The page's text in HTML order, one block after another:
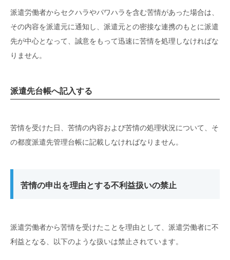
派遣労働者からセクハラやパワハラを含む苦情があった場合は、
その内容を派遣元に通知し、派遣元との密接な連携のもとに派遣
先が中心となって、誠意をもって迅速に苦情を処理しなければな
りません。
派遣先台帳へ記入する
苦情を受けた日、苦情の内容および苦情の処理状況について、そ
の都度派遣先管理台帳に記載しなければなりません。
苦情の申出を理由とする不利益扱いの禁止
派遣労働者から苦情を受けたことを理由として、派遣労働者に不
利益となる、以下のような扱いは禁止されています。